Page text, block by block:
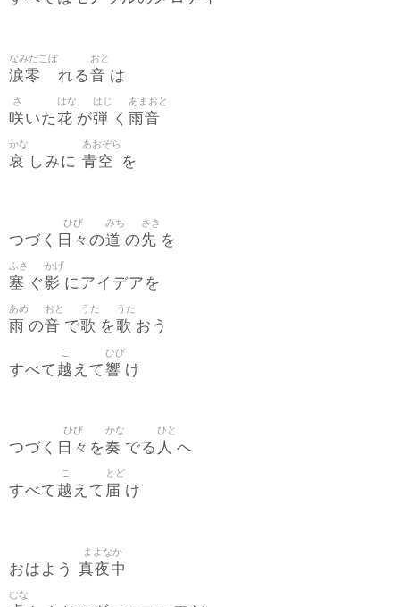
涙零
なみだこぼ
れる音
おと
は
咲
さ
いた花
はな
が弾
はじ
く 雨音
あまおと
哀
かな
しみに 青空
あおぞら
を
つづく 日々
ひび
の道
みち
の先
さき
を
塞
ふさ
ぐ影
かげ
にアイデアを
雨
あめ
の音
おと
で歌
うた
を歌
うた
おう
すべて 越
こ
えて響
ひび
け
つづく 日々
ひび
を奏
かな
でる 人
ひと
へ
すべて 越
こ
えて 届
とど
け
おはよう 真夜中
まよなか
むな